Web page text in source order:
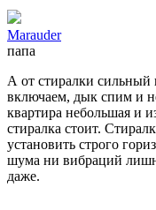
Marauder
папа
А от стиралки
включаем, дык спим и
квартира небольшая и
стиралка стоит.
установить строго
шума ни вибраций
даже.